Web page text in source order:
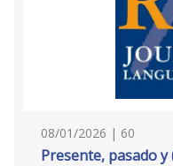
08/01/2026 | 60
Presente, pasado